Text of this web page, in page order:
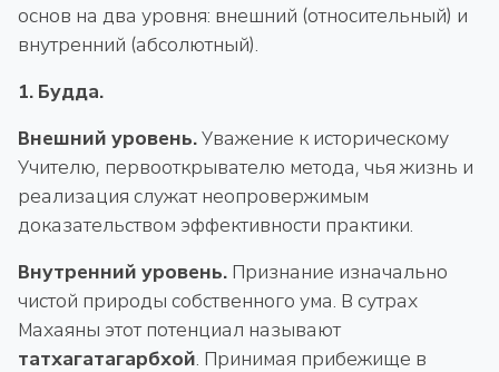
основ на два уровня: внешний (относительный) и
внутренний (абсолютный).
1. Будда.
Внешний уровень.Уважение к историческому
Учителю, первооткрывателю метода, чья жизнь и
реализация служат неопровержимым
доказательством эффективности практики.
Внутренний уровень. Признание изначально
чистой природы собственного ума. В сутрах
Махаяны этот потенциал называют
татхагатагарбхой. Принимая прибежище в